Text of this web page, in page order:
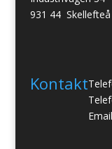
931 44 Skellefteå
Kontakt